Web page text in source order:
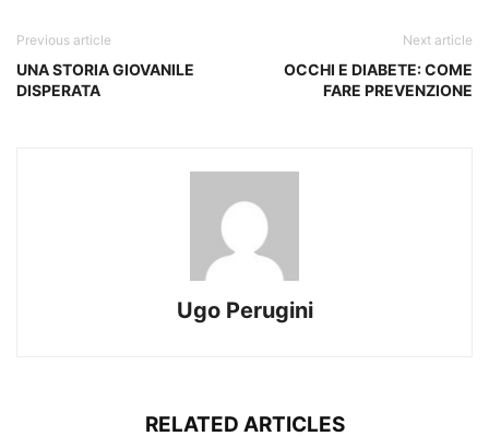
Previous article
UNA STORIA GIOVANILE
DISPERATA
Next article
OCCHI E DIABETE: COME
FARE PREVENZIONE
Ugo Perugini
RELATED ARTICLES